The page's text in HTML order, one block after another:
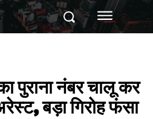
पुराना नंबर चालू कर
बड़ा गिरोह फंसा